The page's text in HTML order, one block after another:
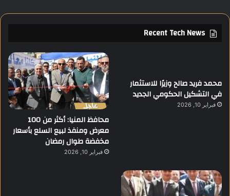
Recent Tech News
محمد فريد صالح وزيرًا للاستثمار
في التشكيل الحكومي الجديد
فبراير 10, 2026
محافظ المنيا: أكثر من 100
معرض ومنفذ لبيع السلع بأسعار
مخفضة طوال رمضان
فبراير 10, 2026